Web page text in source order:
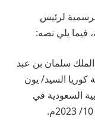
لرئيس
فيما يلي نصه:
سلمان بن عبد
كوريا السيد/ يون
السعودية في